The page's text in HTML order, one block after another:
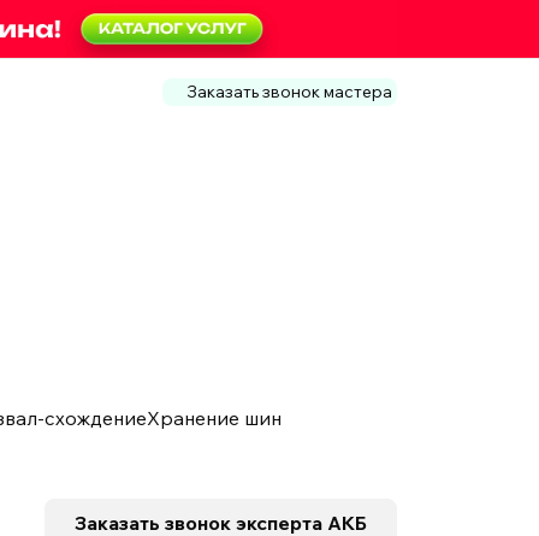
Заказать звонок мастера
схождениеХранение шин
Заказать звонок эксперта АКБ